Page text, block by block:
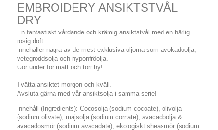
EMBROIDERY ANSIKTSTVÅL
DRY
En fantastiskt vårdande och krämig ansiktstvål med en härlig
rosig doft.
Innehåller några av de mest exklusiva oljorna som avokadoolja,
vetegroddsolja och nyponfröolja.
Gör under för matt och torr hy!
Tvätta ansiktet morgon och kväll.
Avsluta gärna med vår ansiktsolja i samma serie!
Innehåll (Ingredients): Cocosolja (sodium cocoate), olivolja
(sodium olivate), majsolja (sodium cornate), avacadoolja &
avacadosmör (sodium avacadate), ekologiskt sheasmör (sodium